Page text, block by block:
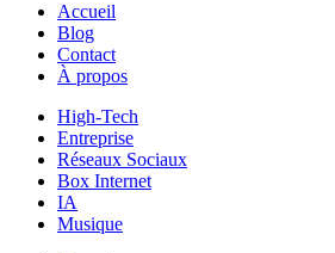
Accueil
Blog
Contact
À propos
High-Tech
Entreprise
Réseaux Sociaux
Box Internet
IA
Musique